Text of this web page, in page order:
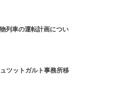
列車の運転計画につい
ツットガルト事務所移